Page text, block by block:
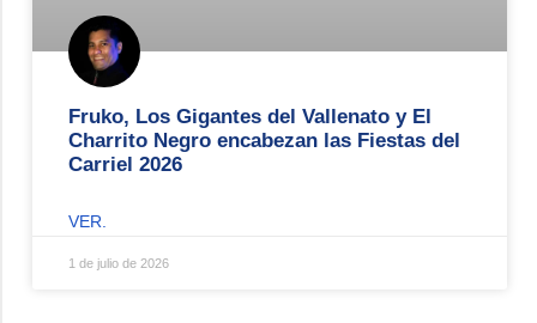
Fruko, Los Gigantes del Vallenato y El
Charrito Negro encabezan las Fiestas del
Carriel 2026
VER.
1 de julio de 2026